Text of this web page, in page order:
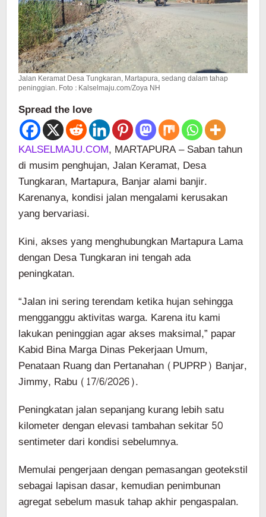
Jalan Keramat Desa Tungkaran, Martapura, sedang dalam tahap
peninggian. Foto : Kalselmaju.com/Zoya NH
Spread the love
KALSELMAJU.COM, MARTAPURA – Saban tahun
di musim penghujan, Jalan Keramat, Desa
Tungkaran, Martapura, Banjar alami banjir.
Karenanya, kondisi jalan mengalami kerusakan
yang bervariasi.
Kini, akses yang menghubungkan Martapura Lama
dengan Desa Tungkaran ini tengah ada
peningkatan.
“Jalan ini sering terendam ketika hujan sehingga
mengganggu aktivitas warga. Karena itu kami
lakukan peninggian agar akses maksimal,” papar
Kabid Bina Marga Dinas Pekerjaan Umum,
Penataan Ruang dan Pertanahan (PUPRP) Banjar,
Jimmy, Rabu (17/6/2026).
Peningkatan jalan sepanjang kurang lebih satu
kilometer dengan elevasi tambahan sekitar 50
sentimeter dari kondisi sebelumnya.
Memulai pengerjaan dengan pemasangan geotekstil
sebagai lapisan dasar, kemudian penimbunan
agregat sebelum masuk tahap akhir pengaspalan.